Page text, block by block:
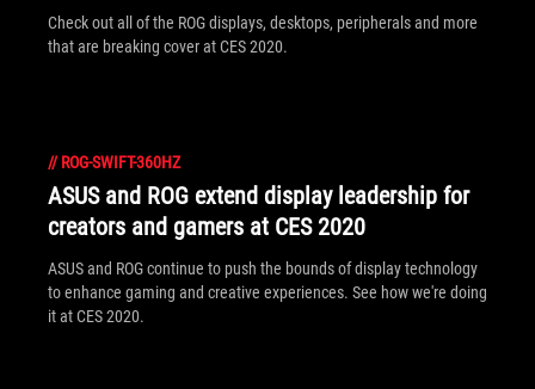
Check out all of the ROG displays, desktops, peripherals and more
that are breaking cover at CES 2020.
// ROG-SWIFT-360HZ
ASUS and ROG extend display leadership for
creators and gamers at CES 2020
ASUS and ROG continue to push the bounds of display technology
to enhance gaming and creative experiences. See how we're doing
it at CES 2020.